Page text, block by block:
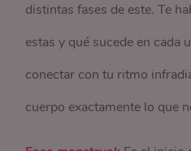
distintas fases de este. Te
estas y qué sucede en cada
conectar con tu ritmo
cuerpo exactamente lo que